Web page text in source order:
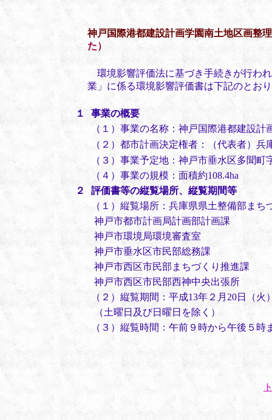
神戸国際港都建設計画学園南土地区画整
た）
環境影響評価法に基づき手続きが行わ
業」に係る環境影響評価書は下記のとお
１
事業の概要
（１）事業の名称：神戸国際港都建設
（２）都市計画決定権者：（代表者）
（３）事業予定地：神戸市垂水区多聞町
（４）事業の規模：面積約108.4ha
２
評価書等の縦覧場所、縦覧期間等
（１）縦覧場所：兵庫県県土整備部まち
神戸市都市計画局計画部計画課
神戸市環境局環境審査室
神戸市垂水区市民部総務課
神戸市西区市民部まちづくり推進課
神戸市西区市民部西神中央出張所
（２）縦覧期間：平成13年２月20日（
（土曜日及び日曜日を除く）
（３）縦覧時間：午前９時から午後５時